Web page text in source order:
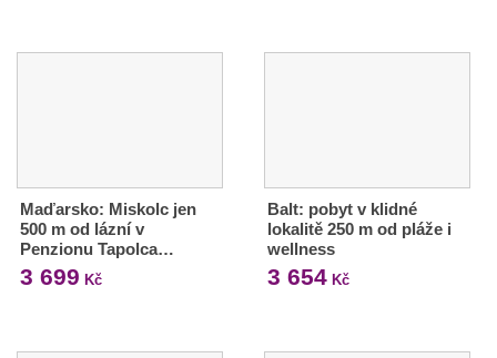
Maďarsko: Miskolc jen
500 m od lázní v
Penzionu Tapolca…
3 699 Kč
Balt: pobyt v klidné
lokalitě 250 m od pláže i
wellness
3 654Kč